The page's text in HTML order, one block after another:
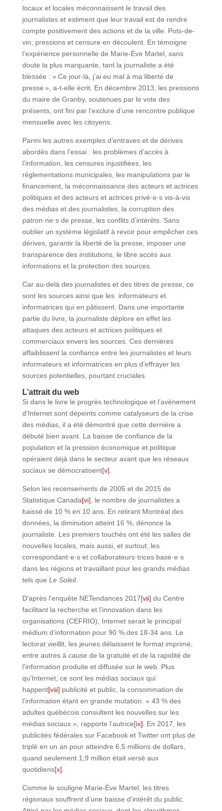
locaux et locales méconnaissent le travail des
journalistes et estiment que leur travail est de rendre
compte positivement des actions et de la ville. Pots-de-
vin, pressions et censure en découlent. En témoigne
l’expérience personnelle de Marie-Ève Martel, sans
doute la plus marquante, tant la journaliste a été
blessée : « Ce jour-là, j’ai eu mal à ma liberté de
presse », a-t-elle écrit. En décembre 2013, les pressions
du maire de Granby, soutenues par le vote des
présents, ont fini par l’exclure d’une rencontre publique
mensuelle avec les citoyens.
Parmi les autres exemples d’entraves et de dérives
abordés dans l’essai : les problèmes d’accès à
l’information, les censures injustifiées, les
réglementations municipales, les manipulations par le
financement, la méconnaissance des acteurs et actrices
politiques et des acteurs et actrices privé·e·s vis-à-vis
des médias et des journalistes, la corruption des
patron·ne·s de presse, les conflits d’intérêts. Sans
oublier un système législatif à revoir pour empêcher ces
dérives, garantir la liberté de la presse, imposer une
transparence des institutions, le libre accès aux
informations et la protection des sources.
Car au-delà des journalistes et des titres de presse, ce
sont les sources ainsi que les informateurs et
informatrices qui en pâtissent. Dans une importante
partie du livre, la journaliste déplore en effet les
attaques des acteurs et actrices politiques et
commerciaux envers les sources. Ces dernières
affaiblissent la confiance entre les journalistes et leurs
informateurs et informatrices en plus d’effrayer les
sources potentielles, pourtant cruciales.
L’attrait du web
Si dans le livre le progrès technologique et l’avènement
d’Internet sont dépeints comme catalyseurs de la crise
des médias, il a été démontré que cette dernière a
débuté bien avant. La baisse de confiance de la
population et la pression économique et politique
opéraient déjà dans le secteur avant que les réseaux
sociaux se démocratisent[v]
Selon les recensements de 2005 et de 2015 de
Statistique Canada[vi] , le nombre de journalistes a
baissé de 10 % en 10 ans. En retirant Montréal des
données, la diminution atteint 16 %, dénonce la
journaliste. Les premiers touchés ont été les salles de
nouvelles locales, mais aussi, et surtout, les
correspondant·e·s et collaborateurs·trices basé·e·s
dans les régions et travaillant pour les grands médias
tels que Le Soleil.
D’après l’enquête NETendances 2017[vii] du Centre
facilitant la recherche et l’innovation dans les
organisations (CEFRIO), Internet serait le principal
médium d’information pour 90 % des 18-34 ans. Le
lectorat vieillit, les jeunes délaissent le format imprimé,
entre autres à cause de la gratuité et de la rapidité de
l’information produite et diffusée sur le web. Plus
qu’Internet, ce sont les médias sociaux qui
happent[viii] publicité et public, la consommation de
l’information étant en grande mutation. « 43 % des
adultes québécois consultent les nouvelles sur les
médias sociaux », rapporte l’autrice[ix] . En 2017, les
publicités fédérales sur Facebook et Twitter ont plus de
triplé en un an pour atteindre 6,5 millions de dollars,
quand seulement 1,9 million était versé aux
quotidiens[x]
Comme le souligne Marie-Ève Martel, les titres
régionaux souffrent d’une baisse d’intérêt du public.